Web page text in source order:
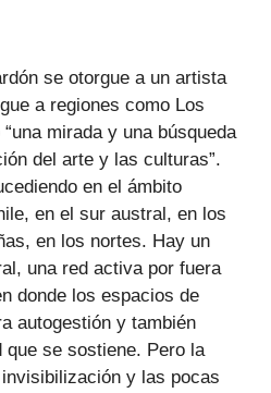
se otorgue a un artista
a regiones como Los
mirada y una búsqueda
del arte y las culturas”.
en el ámbito
en el sur austral, en los
en los nortes. Hay un
una red activa por fuera
donde los espacios de
autogestión y también
se sostiene. Pero la
y las pocas